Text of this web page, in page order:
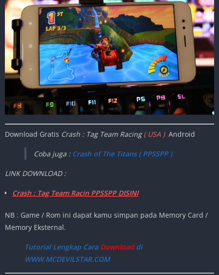
Download Gratis Crash : Tag Team Racing ( USA ) Android
Coba juga : Crash of The Titans ( PPSSPP )
LINK DOWNLOAD :
Crash : Tag Team Racin PPSSPP DISINI
NB : Game / Rom ini dapat kamu simpan pada Memory Card /
Memory Eksternal.
Tutorial Lengkap CaraDownloaddi
WWW.MCDEVILSTAR.COM